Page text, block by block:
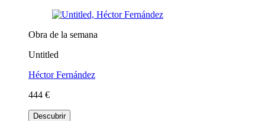
Obra de la semana
Untitled
Héctor Fernández
444 €
Descubrir